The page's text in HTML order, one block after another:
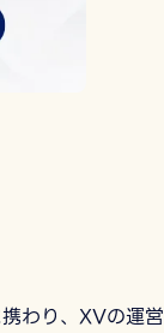
わり、XVの運営